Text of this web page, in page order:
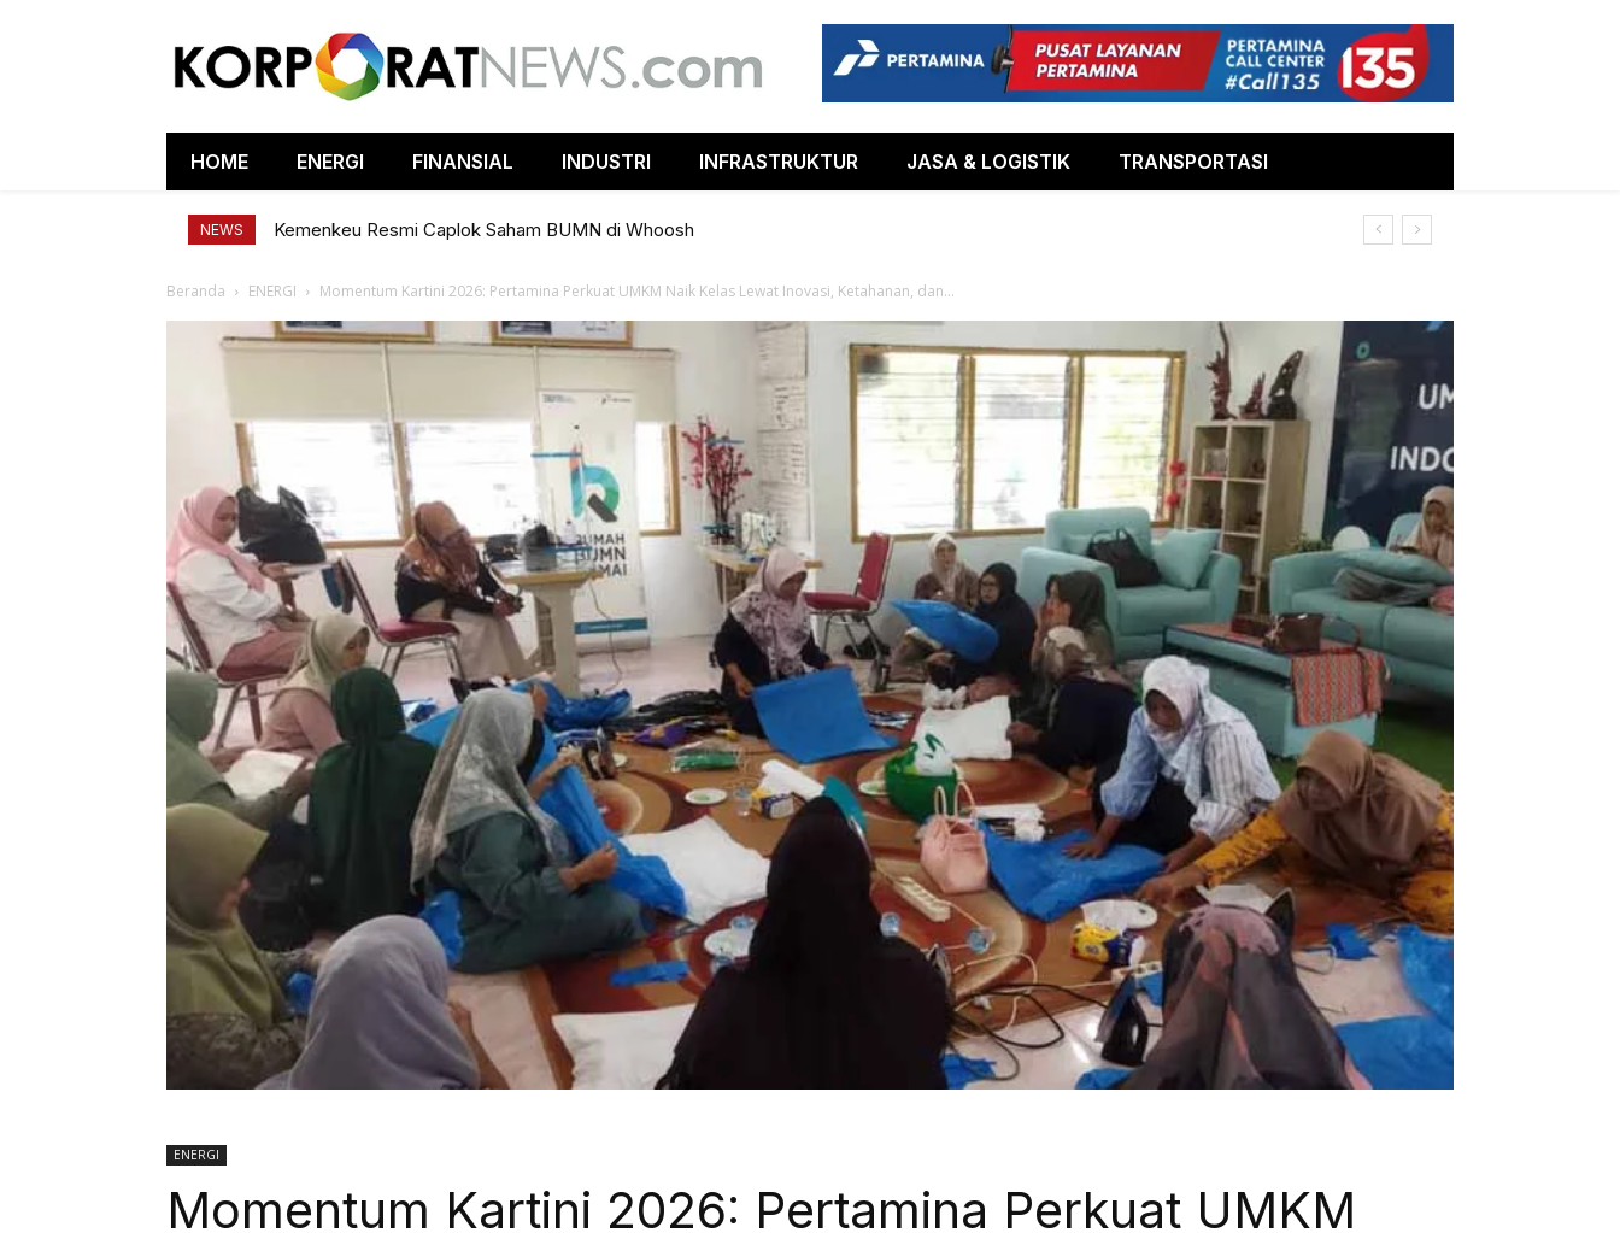
HOME ENERGI FINANSIAL INDUSTRI INFRASTRUKTUR JASA & LOGISTIK TRANSPORTASI
NEWS Kemenkeu Resmi Caplok Saham BUMN di Whoosh
Beranda ENERGI Momentum Kartini 2026: Pertamina Perkuat UMKM Naik Kelas Lewat Inovasi, Ketahanan, dan...
ENERGI
Momentum Kartini 2026: Pertamina Perkuat UMKM